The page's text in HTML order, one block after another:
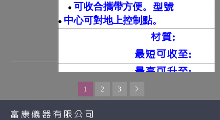
型號
材質:
最短可收至:
最高可升至:
搖桿可伸縮:
● 可收合攜帶方便。
● 中心可對地上控制點。
1 2 3
富康儀器有限公司